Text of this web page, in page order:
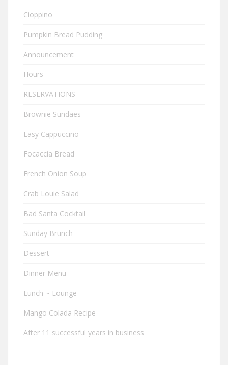
Cioppino
Pumpkin Bread Pudding
Announcement
Hours
RESERVATIONS
Brownie Sundaes
Easy Cappuccino
Focaccia Bread
French Onion Soup
Crab Louie Salad
Bad Santa Cocktail
Sunday Brunch
Dessert
Dinner Menu
Lunch ~ Lounge
Mango Colada Recipe
After 11 successful years in business